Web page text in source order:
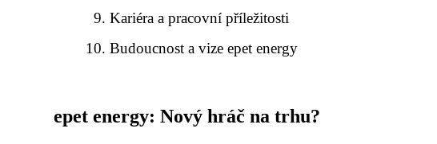
Kariéra a pracovní příležitosti
Budoucnost a vize epet energy
epet energy: Nový hráč na trhu?